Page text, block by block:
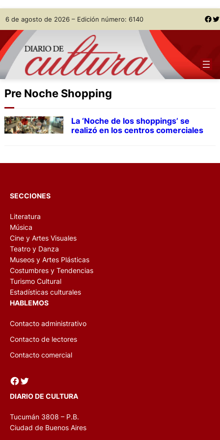
Skip
to
content
6 de agosto de 2026 – Edición número: 6140 Facebook Twitter
Pre Noche Shopping
La ‘Noche de los shoppings’ se
realizó en los centros comerciales
SECCIONES
Literatura
Música
Cine y Artes Visuales
Teatro y Danza
Museos y Artes Plásticas
Costumbres y Tendencias
Turismo Cultural
Estadísticas culturales
HABLEMOS
Contacto administrativo
Contacto de lectores
Contacto comercial
Facebook Twitter
DIARIO DE CULTURA
Tucumán 3808 – P.B.
Ciudad de Buenos Aires